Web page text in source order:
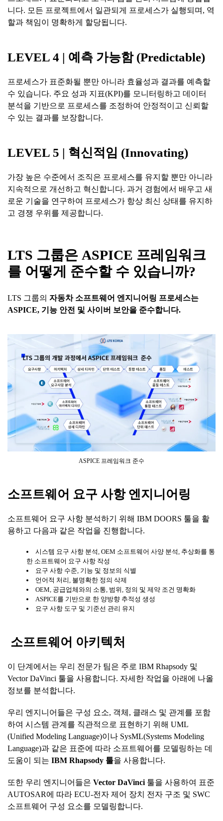
니다. 모든 프로젝트에서 일관되게 프로세스가 실행되며, 역
할과 책임이 명확하게 할당됩니다.
LEVEL 4 | 예측 가능함(Predictable)
프로세스가 표준화될 뿐만 아니라 효율성과 결과를 예측할
수 있습니다. 주요 성과 지표(KPI)를 모니터링하고 데이터
분석을 기반으로 프로세스를 조정하여 안정적이고 신뢰할
수 있는 결과를 보장합니다.
LEVEL 5 | 혁신적임 (Innovating)
가장 높은 수준에서 조직은 프로세스를 유지할 뿐만 아니라
지속적으로 개선하고 혁신합니다. 과거 경험에서 배우고 새
로운 기술을 연구하여 프로세스가 항상 최신 상태를 유지하
고 경쟁 우위를 제공합니다.
LTS 그룹은 ASPICE 프레임워크
를 어떻게 준수할 수 있습니까?
LTS 그룹의 자동차 소프트웨어 엔지니어링 프로세스는
ASPICE, 기능 안전 및 사이버 보안을 준수합니다.
ASPICE 프레임워크 준수
소프트웨어 요구 사항 엔지니어링
소프트웨어 요구 사항 분석하기 위해 IBM DOORS 툴을 활
용하고 다음과 같은 작업을 진행합니다.
시스템 요구 사항 분석, OEM 소프트웨어 사양 분석, 추상화를 통
한 소프트웨어 요구 사항 작성
요구 사항 수준, 기능 및 정보의 식별
언어적 처리, 불명확한 정의 삭제
OEM, 공급업체와의 소통, 범위, 정의 및 제약 조건 명확화
ASPICE를 기반으로 한 양방향 추적성 생성
요구 사항 도구 및 기준선 관리 유지
소프트웨어 아키텍처
이 단계에서는 우리 전문가 팀은 주로 IBM Rhapsody 및
Vector DaVinci 툴을 사용합니다. 자세한 작업을 아래에 나올
정보를 분석합니다.
우리 엔지니어들은 구성 요소, 객체, 클래스 및 관계를 포함
하여 시스템 관계를 직관적으로 표현하기 위해 UML
(Unified Modeling Language)이나 SysML(Systems Modeling
Language)과 같은 표준에 따라 소프트웨어를 모델링하는 데
도움이 되는 IBM Rhapsody 툴을 사용합니다.
또한 우리 엔지니어들은 Vector DaVinci 툴을 사용하여 표준
AUTOSAR에 따라 ECU-전자 제어 장치 전자 구조 및 SWC
소프트웨어 구성 요소를 모델링합니다.